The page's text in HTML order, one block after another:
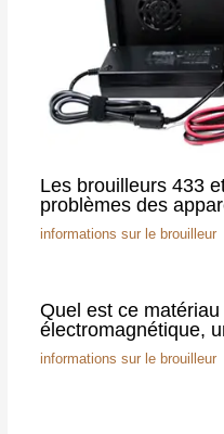
Les brouilleurs 433
problèmes des
informations sur le brouilleur
Quel est ce
électromagnétique,
informations sur le brouilleur